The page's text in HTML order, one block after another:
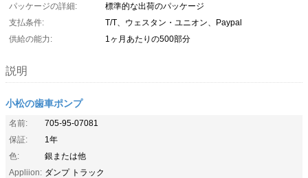
パッケージの詳細:
標準的な出荷のパッケージ
支払条件:
T/T、ウェスタン・ユニオン、Paypal
供給の能力:
1ヶ月あたりの500部分
説明
小松の歯車ポンプ
名前:
705-95-07081
保証:
1年
色:
銀または他
Appliion: ダンプ トラック